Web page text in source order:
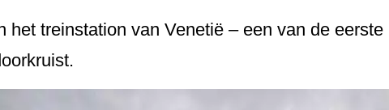
het treinstation van Venetië – een van de